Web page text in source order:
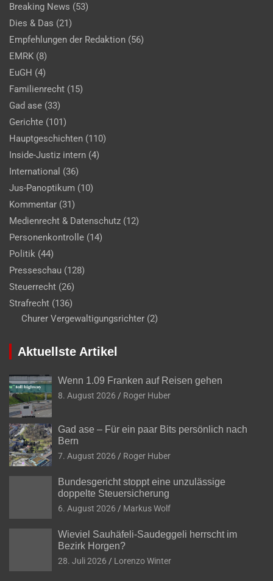
Breaking News (53)
Dies & Das (21)
Empfehlungen der Redaktion (56)
EMRK (8)
EuGH (4)
Familienrecht (15)
Gad ase (33)
Gerichte (101)
Hauptgeschichten (110)
Inside-Justiz intern (4)
International (36)
Jus-Panoptikum (10)
Kommentar (31)
Medienrecht & Datenschutz (12)
Personenkontrolle (14)
Politik (44)
Presseschau (128)
Steuerrecht (26)
Strafrecht (136)
Churer Vergewaltigungsrichter (2)
Aktuellste Artikel
Wenn 1.09 Franken auf Reisen gehen
8. August 2026 Roger Huber
Gad ase – Für ein paar Bits persönlich nach
Bern
7. August 2026 Roger Huber
Bundesgericht stoppt eine unzulässige
doppelte Steuersicherung
6. August 2026 Markus Wolf
Wieviel Sauhäfeli-Saudeggeli herrscht im
Bezirk Horgen?
28. Juli 2026 Lorenzo Winter